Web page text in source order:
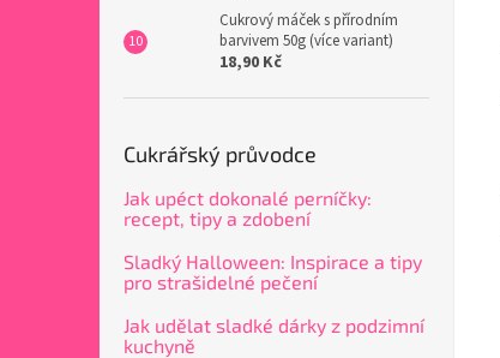
Cukrový máček s přírodním
barvivem 50g (více variant)
18,90 Kč
Cukrářský průvodce
Jak upéct dokonalé perníčky:
recept, tipy a zdobení
Sladký Halloween: Inspirace a tipy
pro strašidelné pečení
Jak udělat sladké dárky z podzimní
kuchyně